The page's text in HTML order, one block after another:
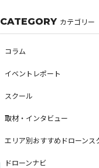
CATEGORY カテゴリー
コラム
イベントレポート
スクール
取材・インタビュー
エリア別おすすめドローンス
ドローンナビ